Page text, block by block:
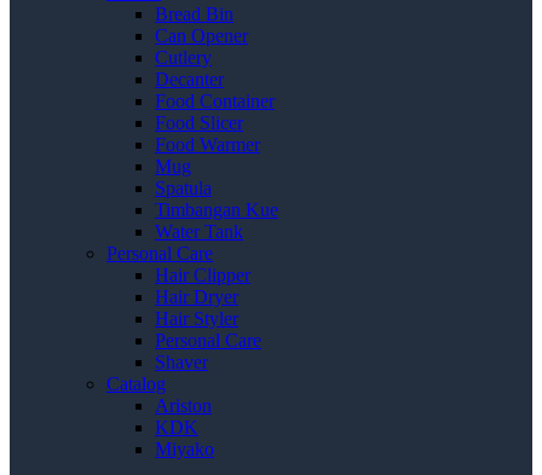
Bread Bin
Can Opener
Cutlery
Decanter
Food Container
Food Slicer
Food Warmer
Mug
Spatula
Timbangan Kue
Water Tank
Personal Care
Hair Clipper
Hair Dryer
Hair Styler
Personal Care
Shaver
Catalog
Ariston
KDK
Miyako